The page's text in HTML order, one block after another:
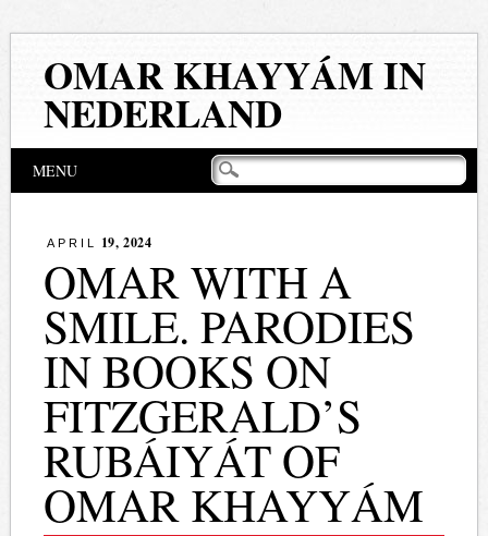
OMAR KHAYYÁM IN
NEDERLAND
Hoofdmenu
MENU
APRIL 19, 2024
OMAR WITH A
SMILE. PARODIES
IN BOOKS ON
FITZGERALD’S
RUBÁIYÁT OF
OMAR KHAYYÁM